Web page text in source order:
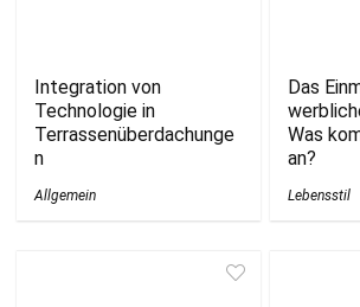
Integration von
Technologie in
Terrassenüberdachunge
n
Allgemein
Das
Was
an?
Lebensstil